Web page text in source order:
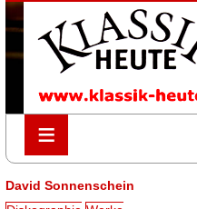
≡
≡
David Sonnenschein